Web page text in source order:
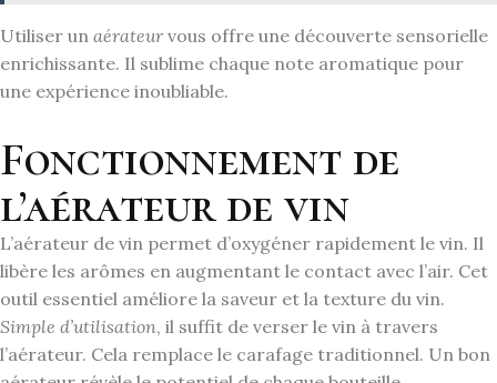
Utiliser un aérateur vous offre une découverte sensorielle
enrichissante. Il sublime chaque note aromatique pour
une expérience inoubliable.
Fonctionnement de
l’aérateur de vin
L’aérateur de vin permet d’oxygéner rapidement le vin. Il
libère les arômes en augmentant le contact avec l’air. Cet
outil essentiel améliore la saveur et la texture du vin.
Simple d’utilisation, il suffit de verser le vin à travers
l’aérateur. Cela remplace le carafage traditionnel. Un bon